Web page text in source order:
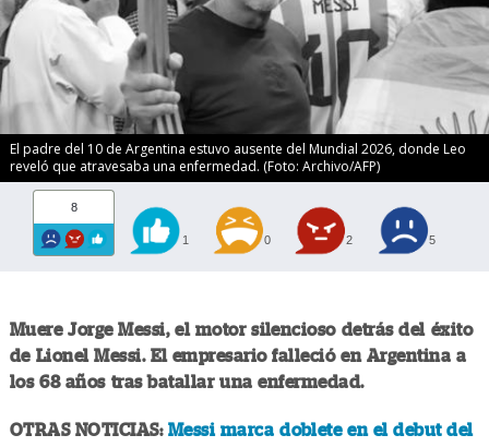
El padre del 10 de Argentina estuvo ausente del Mundial 2026, donde Leo
reveló que atravesaba una enfermedad. (Foto: Archivo/AFP)
8
1 0 2 5
Muere Jorge Messi, el motor silencioso detrás del éxito
de Lionel Messi. El empresario falleció en Argentina a
los 68 años tras batallar una enfermedad.
OTRAS NOTICIAS: Messi marca doblete en el debut del